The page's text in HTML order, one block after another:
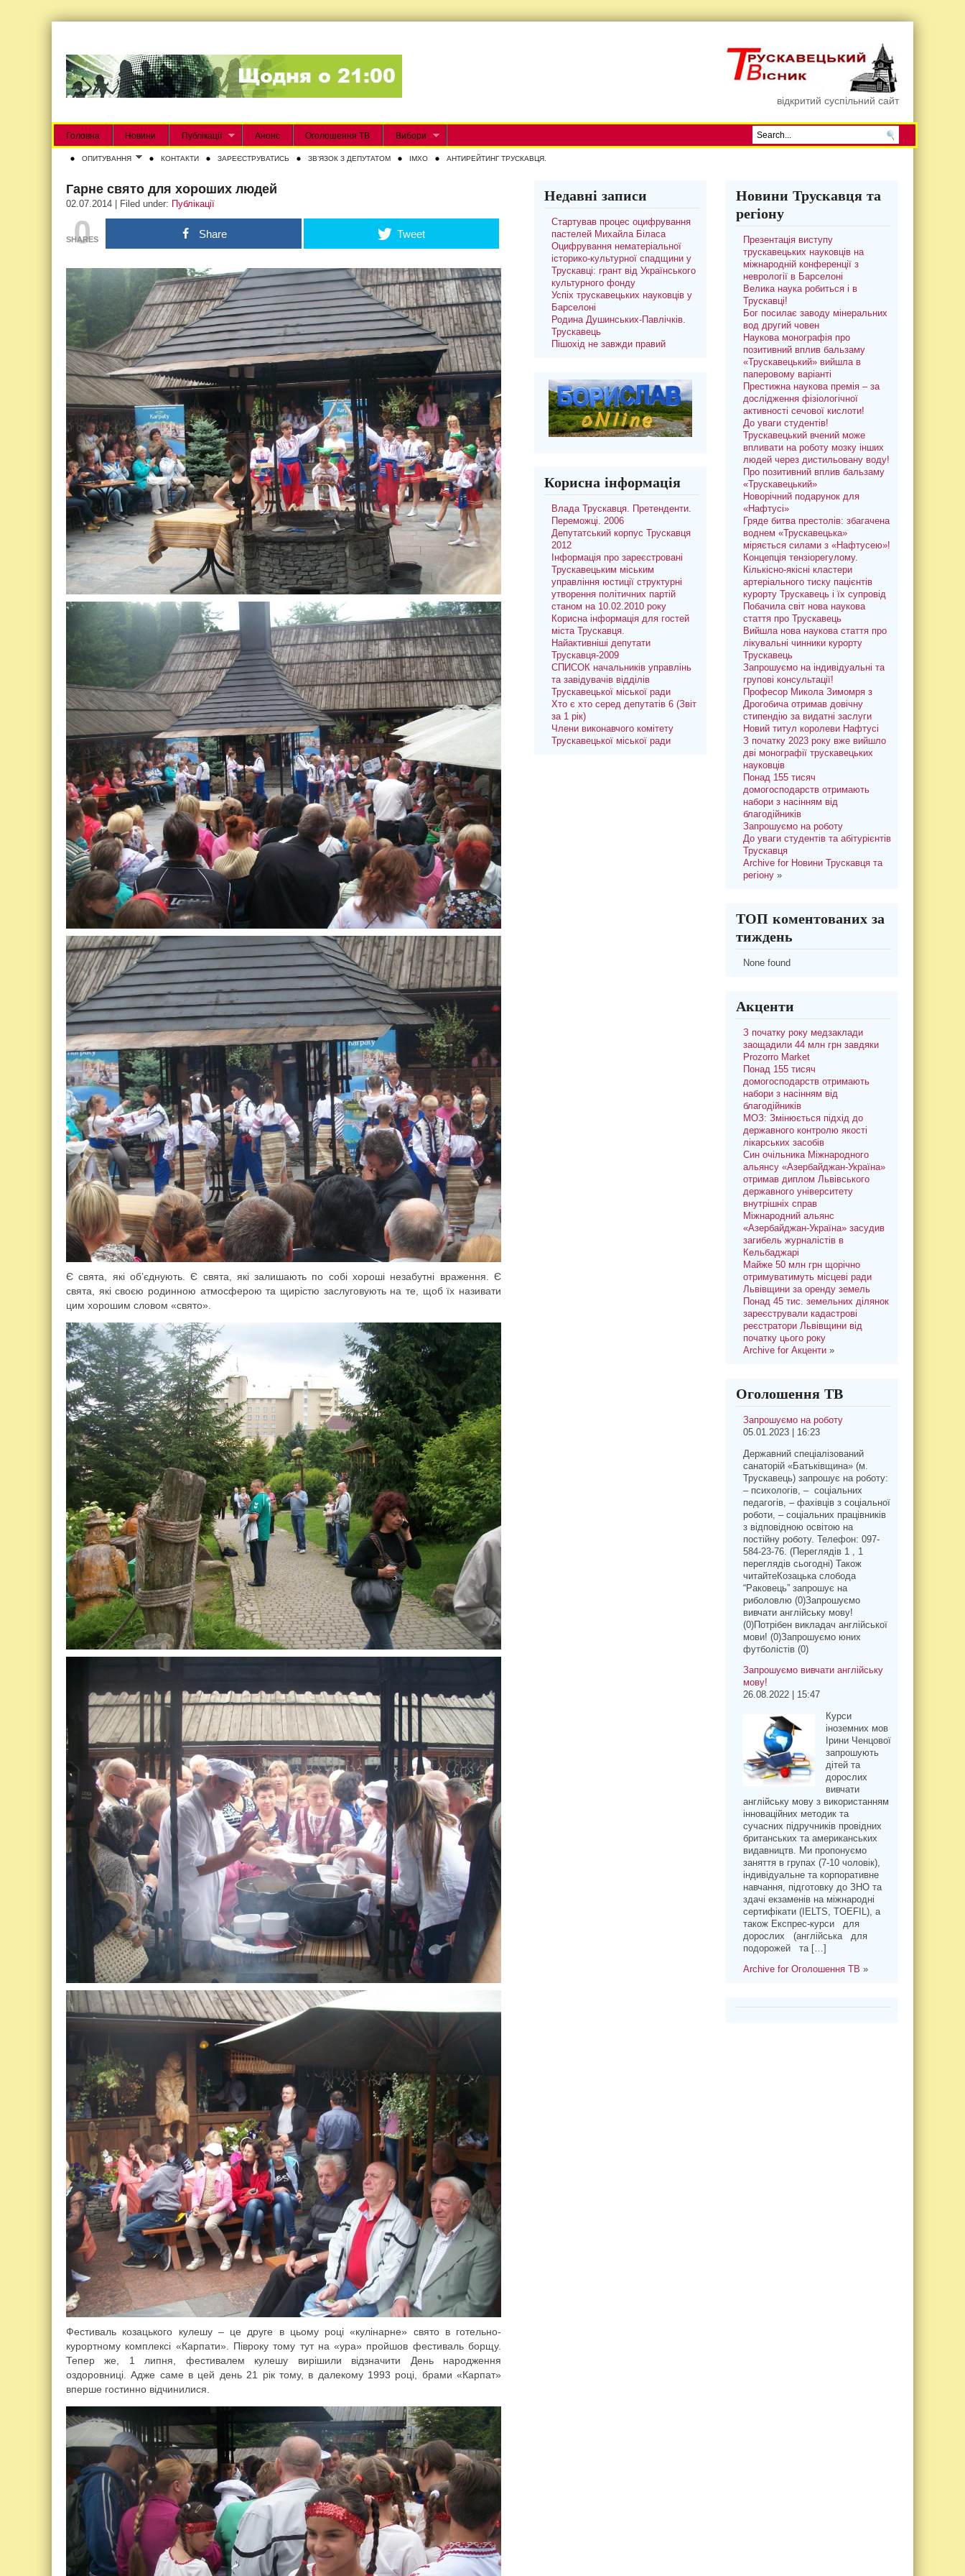
відкритий суспільний сайт
Головна Новини Публікації Анонс Оголошення ТВ Вибори
ОПИТУВАННЯ КОНТАКТИ ЗАРЕЄСТРУВАТИСЬ ЗВʼЯЗОК З ДЕПУТАТОМ IMXO АНТИРЕЙТИНГ ТРУСКАВЦЯ.
Гарне свято для хороших людей
02.07.2014 | Filed under: Публікації
0
SHARES Share Tweet
Є свята, які об’єднують. Є свята, які залишають по собі хороші незабутні враження. Є
свята, які своєю родинною атмосферою та щирістю заслуговують на те, щоб їх називати
цим хорошим словом «свято».
Фестиваль козацького кулешу – це друге в цьому році «кулінарне» свято в готельно-
курортному комплексі «Карпати». Півроку тому тут на «ура» пройшов фестиваль борщу.
Тепер же, 1 липня, фестивалем кулешу вирішили відзначити День народження
оздоровниці. Адже саме в цей день 21 рік тому, в далекому 1993 році, брами «Карпат»
вперше гостинно відчинилися.
Недавні записи
Стартував процес оцифрування
пастелей Михайла Біласа
Оцифрування нематеріальної
історико-культурної спадщини у
Трускавці: грант від Українського
культурного фонду
Успіх трускавецьких науковців у
Барселоні
Родина Душинських-Павлічків.
Трускавець
Пішохід не завжди правий
Корисна інформація
Влада Трускавця. Претенденти.
Переможці. 2006
Депутатський корпус Трускавця
2012
Інформація про зареєстровані
Трускавецьким міським
управління юстиції структурні
утворення політичних партій
станом на 10.02.2010 року
Корисна інформація для гостей
міста Трускавця.
Найактивніші депутати
Трускавця-2009
СПИСОК начальників управлінь
та завідувачів відділів
Трускавецької міської ради
Хто є хто серед депутатів 6 (Звіт
за 1 рік)
Члени виконавчого комітету
Трускавецької міської ради
Новини Трускавця та
регіону
Презентація виступу
трускавецьких науковців на
міжнародній конференції з
неврології в Барселоні
Велика наука робиться і в
Трускавці!
Бог посилає заводу мінеральних
вод другий човен
Наукова монографія про
позитивний вплив бальзаму
«Трускавецький» вийшла в
паперовому варіанті
Престижна наукова премія – за
дослідження фізіологічної
активності сечової кислоти!
До уваги студентів!
Трускавецький вчений може
впливати на роботу мозку інших
людей через дистильовану воду!
Про позитивний вплив бальзаму
«Трускавецький»
Новорічний подарунок для
«Нафтусі»
Гряде битва престолів: збагачена
воднем «Трускавецька»
міряється силами з «Нафтусею»!
Концепція тензіорегулому.
Кількісно-якісні кластери
артеріального тиску пацієнтів
курорту Трускавець і їх супровід
Побачила світ нова наукова
стаття про Трускавець
Вийшла нова наукова стаття про
лікувальні чинники курорту
Трускавець
Запрошуємо на індивідуальні та
групові консультації!
Професор Микола Зимомря з
Дрогобича отримав довічну
стипендію за видатні заслуги
Новий титул королеви Нафтусі
З початку 2023 року вже вийшло
дві монографії трускавецьких
науковців
Понад 155 тисяч
домогосподарств отримають
набори з насінням від
благодійників
Запрошуємо на роботу
До уваги студентів та абітурієнтів
Трускавця
Archive for Новини Трускавця та
регіону»
ТОП коментованих за
тиждень
None found
Акценти
З початку року медзаклади
заощадили 44 млн грн завдяки
Prozorro Market
Понад 155 тисяч
домогосподарств отримають
набори з насінням від
благодійників
МОЗ: Змінюється підхід до
державного контролю якості
лікарських засобів
Син очільника Міжнародного
альянсу «Азербайджан-Україна»
отримав диплом Львівського
державного університету
внутрішніх справ
Міжнародний альянс
«Азербайджан-Україна» засудив
загибель журналістів в
Кельбаджарі
Майже 50 млн грн щорічно
отримуватимуть місцеві ради
Львівщини за оренду земель
Понад 45 тис. земельних ділянок
зареєстрували кадастрові
реєстратори Львівщини від
початку цього року
Archive for Акценти»
Оголошення ТВ
Запрошуємо на роботу
05.01.2023 | 16:23
Державний спеціалізований
санаторій «Батьківщина» (м.
Трускавець) запрошує на роботу:
– психологів, – соціальних
педагогів, – фахівців з соціальної
роботи, – соціальних працівників
з відповідною освітою на
постійну роботу. Телефон: 097-
584-23-76. (Переглядів 1 , 1
переглядів сьогодні) Також
читайтеКозацька слобода
“Раковець” запрошує на
риболовлю (0)Запрошуємо
вивчати англійську мову!
(0)Потрібен викладач англійської
мови! (0)Запрошуємо юних
футболістів (0)
Запрошуємо вивчати англійську
мову!
26.08.2022 | 15:47
Курси
іноземних мов
Ірини Ченцової
запрошують
дітей та
дорослих
вивчати
англійську мову з використанням
інноваційних методик та
сучасних підручників провідних
британських та американських
видавництв. Ми пропонуємо
заняття в групах (7-10 чоловік),
індивідуальне та корпоративне
навчання, підготовку до ЗНО та
здачі екзаменів на міжнародні
сертифікати (IELTS, TOEFIL), а
також Експрес-курси для
дорослих (англійська для
подорожей та […]
Archive for Оголошення ТВ »